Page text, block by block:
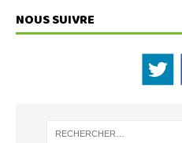
NOUS SUIVRE